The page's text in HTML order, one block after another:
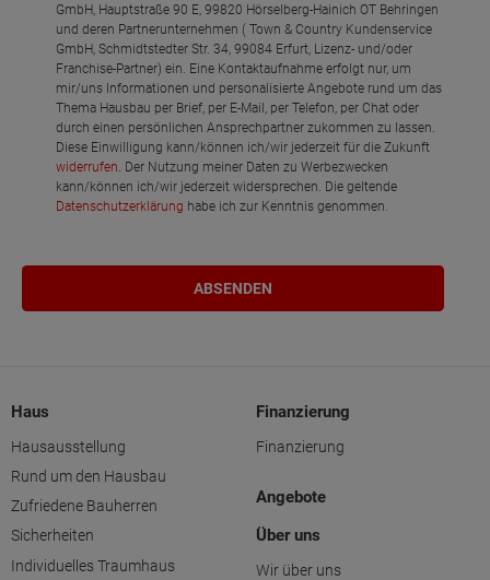
GmbH, Hauptstraße 90 E, 99820 Hörselberg-Hainich OT Behringen
und deren Partnerunternehmen ( Town & Country Kundenservice
GmbH, Schmidtstedter Str. 34, 99084 Erfurt, Lizenz- und/oder
Franchise-Partner) ein. Eine Kontaktaufnahme erfolgt nur, um
mir/uns Informationen und personalisierte Angebote rund um das
Thema Hausbau per Brief, per E-Mail, per Telefon, per Chat oder
durch einen persönlichen Ansprechpartner zukommen zu lassen.
Diese Einwilligung kann/können ich/wir jederzeit für die Zukunft
widerrufen . Der Nutzung meiner Daten zu Werbezwecken
kann/können ich/wir jederzeit widersprechen. Die geltende
Datenschutzerklärung habe ich zur Kenntnis genommen.
Haus
Hausausstellung
Rund um den Hausbau
Zufriedene Bauherren
Sicherheiten
Individuelles Traumhaus
Finanzierung
Finanzierung
Angebote
Über uns
Wir über uns